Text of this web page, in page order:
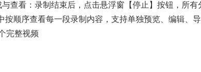
与查看：录制结束后，点击悬浮窗【停止】按钮，所
按顺序查看每一段录制内容，支持单独预览、编辑、
完整视频